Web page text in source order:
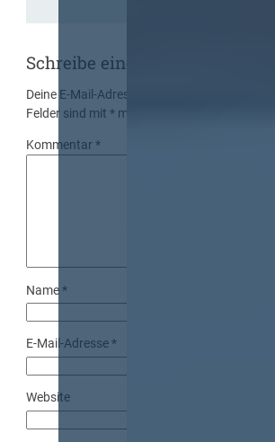
Schreibe einen Kommentar
Deine E-Mail-Adresse wird nicht veröffentlicht.
Felder sind mit* markiert
Kommentar*
Name*
E-Mail-Adresse*
Website